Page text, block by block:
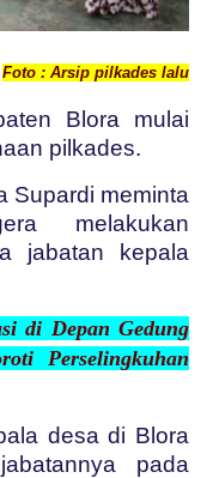
Foto : Arsip pilkades lalu
Blora mulai
pilkades.
Supardi meminta
melakukan
jabatan kepala
di Depan Gedung
Perselingkuhan
desa di Blora
pada